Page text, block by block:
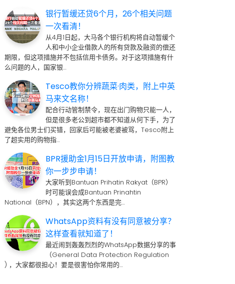
银行暂缓还贷6个月，26个相关问题
一次看清！
从4月1日起，大马各个银行机构将自动暂缓个
人和中小企业借款人的所有贷款及融资的偿还
期限，但这项措施并不包括信用卡债务。对于这项措施有什
么问题的人，国家银…
Tesco教你分辨蔬菜·肉类，附上中英
马来文名称！
配合行动管制禁令，现在出门购物只能一人，
但是很多老公到超市都不知道从何下手，为了
避免各位男士们买错，回家后可能被老婆被骂，Tesco附上
了超实用的购物指…
BPR援助金1月15日开放申请，附图教
你一步步申请！
大家听到Bantuan Prihatin Rakyat（BPR）
时可能误会成Bantuan Prinahtin
National（BPN），其实这两个东西是完…
WhatsApp资料有没有同意被分享？
这样查看就知道了！
最近闹到轰轰烈烈的WhatsApp数据分享的事
（General Data Protection Regulation
) ，大家都很担心！要是很害怕你常用的…